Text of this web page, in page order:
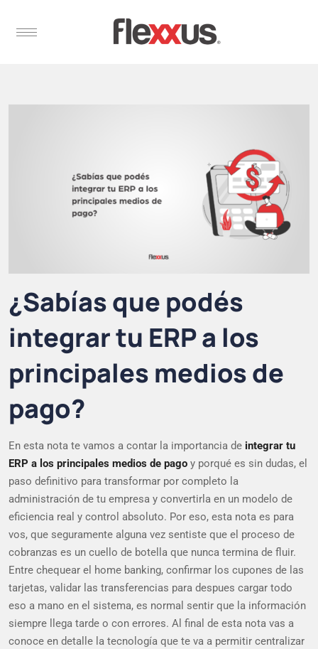
¿Sabías que podés
integrar tu ERP a los
principales medios de
pago?
En esta nota te vamos a contar la importancia de integrar tu
ERP a los principales medios de pago y porqué es sin dudas, el
paso definitivo para transformar por completo la
administración de tu empresa y convertirla en un modelo de
eficiencia real y control absoluto. Por eso, esta nota es para
vos, que seguramente alguna vez sentiste que el proceso de
cobranzas es un cuello de botella que nunca termina de fluir.
Entre chequear el home banking, confirmar los cupones de las
tarjetas, validar las transferencias para despues cargar todo
eso a mano en el sistema, es normal sentir que la información
siempre llega tarde o con errores. Al final de esta nota vas a
conoce en detalle la tecnología que te va a permitir centralizar